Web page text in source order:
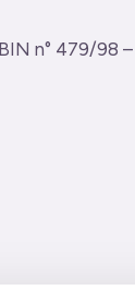
n° 479/98